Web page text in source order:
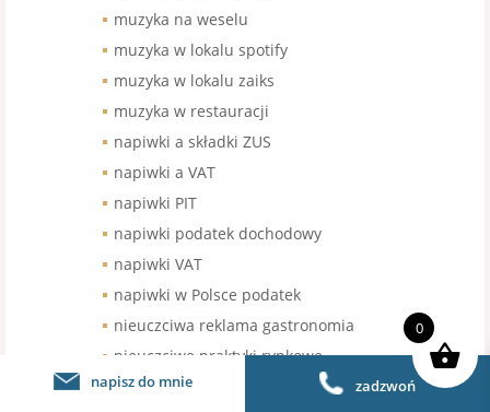
muzyka na weselu
muzyka w lokalu spotify
muzyka w lokalu zaiks
muzyka w restauracji
napiwki a składki ZUS
napiwki a VAT
napiwki PIT
napiwki podatek dochodowy
napiwki VAT
napiwki w Polsce podatek
nieuczciwa reklama gastronomia
nieuczciwe praktyki rynkowe
niezarejstrowany znak towarowy
napisz do mnie zadzwoń
0